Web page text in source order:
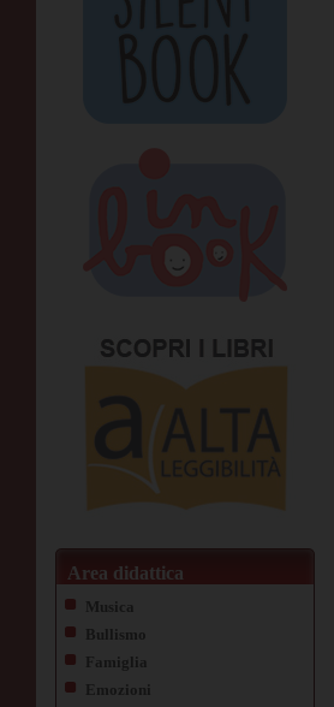
Area didattica
Musica
Bullismo
Famiglia
Emozioni